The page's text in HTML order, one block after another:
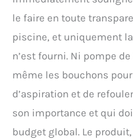
le faire en toute
piscine, et uniquement
n’est fourni. Ni pompe
même les bouchons
d’aspiration et de
son importance et qui
budget global. Le produit,